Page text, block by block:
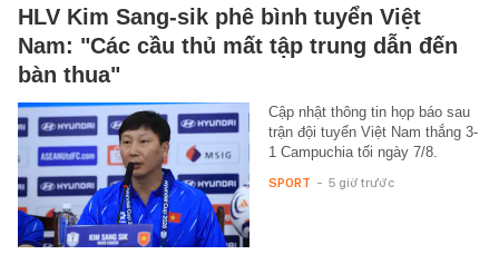
HLV Kim Sang-sik phê bình tuyển Việt
Nam: "Các cầu thủ mất tập trung dẫn đến
bàn thua"
Cập nhật thông tin họp báo sau
trận đội tuyển Việt Nam thắng 3-
1 Campuchia tối ngày 7/8.
SPORT - 5 giờ trước